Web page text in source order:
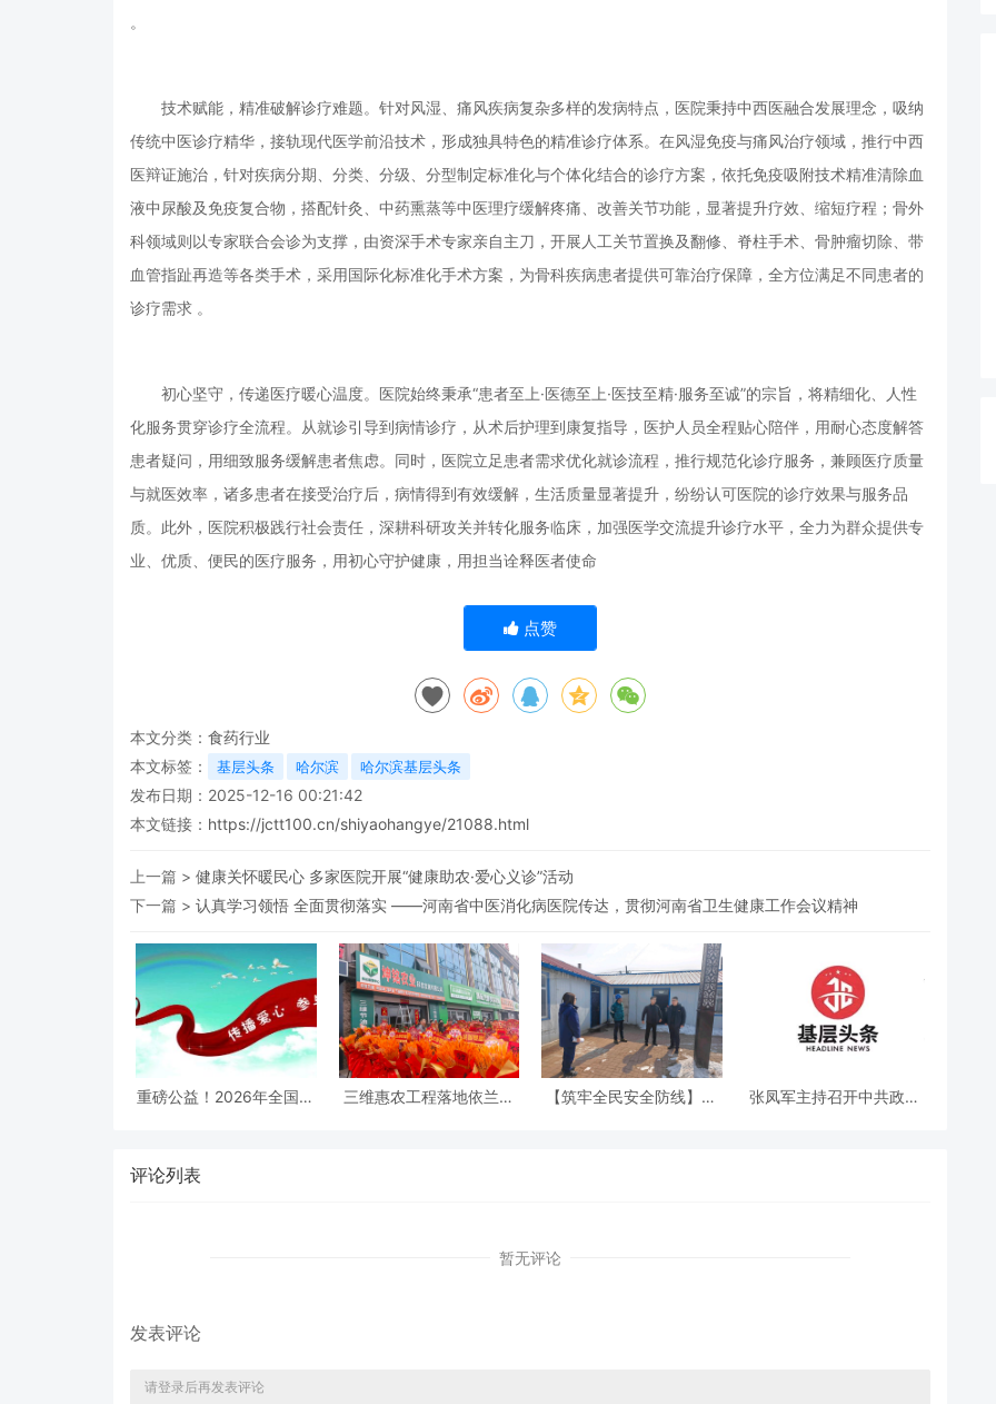
。
技术赋能，精准破解诊疗难题。针对风湿、痛风疾病复杂多样的发病特点，医院秉持中西医融合发展理念，吸纳
传统中医诊疗精华，接轨现代医学前沿技术，形成独具特色的精准诊疗体系。在风湿免疫与痛风治疗领域，推行中西
医辩证施治，针对疾病分期、分类、分级、分型制定标准化与个体化结合的诊疗方案，依托免疫吸附技术精准清除血
液中尿酸及免疫复合物，搭配针灸、中药熏蒸等中医理疗缓解疼痛、改善关节功能，显著提升疗效、缩短疗程；骨外
科领域则以专家联合会诊为支撑，由资深手术专家亲自主刀，开展人工关节置换及翻修、脊柱手术、骨肿瘤切除、带
血管指趾再造等各类手术，采用国际化标准化手术方案，为骨科疾病患者提供可靠治疗保障，全方位满足不同患者的
诊疗需求 。
初心坚守，传递医疗暖心温度。医院始终秉承“患者至上·医德至上·医技至精·服务至诚”的宗旨，将精细化、人性
化服务贯穿诊疗全流程。从就诊引导到病情诊疗，从术后护理到康复指导，医护人员全程贴心陪伴，用耐心态度解答
患者疑问，用细致服务缓解患者焦虑。同时，医院立足患者需求优化就诊流程，推行规范化诊疗服务，兼顾医疗质量
与就医效率，诸多患者在接受治疗后，病情得到有效缓解，生活质量显著提升，纷纷认可医院的诊疗效果与服务品
质。此外，医院积极践行社会责任，深耕科研攻关并转化服务临床，加强医学交流提升诊疗水平，全力为群众提供专
业、优质、便民的医疗服务，用初心守护健康，用担当诠释医者使命
点赞
本文分类： 食药行业
本文标签：
基层头条 哈尔滨 哈尔滨基层头条
发布日期：2025-12-16 00:21:42
本文链接： https://jctt100.cn/shiyaohangye/21088.html
上一篇 > 健康关怀暖民心 多家医院开展“健康助农·爱心义诊”活动
下一篇 > 认真学习领悟 全面贯彻落实 ——河南省中医消化病医院传达，贯彻河南省卫生健康工作会议精神
重磅公益！2026年全国先
三维惠农工程落地依兰！
【筑牢全民安全防线】汤
张凤军主持召开中共政协
评论列表
暂无评论
发表评论